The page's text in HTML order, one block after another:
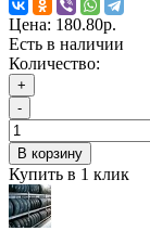
Цена: 180.80р.
Есть в наличии
Количество:
+
-
В корзину
Купить в 1 клик